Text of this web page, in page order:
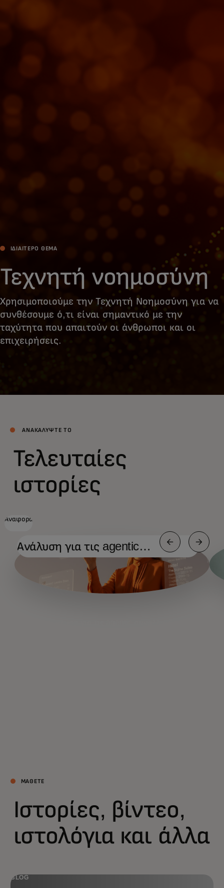
ΙΔΙΑΙΤΕΡΟ ΘΕΜΑ
Τεχνητή νοημοσύνη
Χρησιμοποιούμε την Τεχνητή Νοημοσύνη για να
συνθέσουμε ό,τι είναι σημαντικό με την
ταχύτητα που απαιτούν οι άνθρωποι και οι
επιχειρήσεις.
ΑΝΑΚΑΛΥΨΤΕ ΤΟ
Τελευταίες
ιστορίες
Αναφορά
Ανάλυση για τις agentic
ΜΑΘΕΤΕ
Ιστορίες, βίντεο,
ιστολόγια και άλλα
BLOG